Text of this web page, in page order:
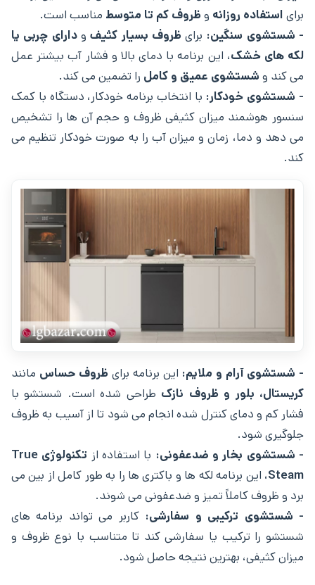
برای استفاده روزانه و ظروف کم تا متوسط مناسب است.
- شستشوی سنگین: برای ظروف بسیار کثیفودارای چربی یا
لکه‌ های خشک، این برنامه با دمای بالا و فشار آب بیشتر عمل
می ‌کند و شستشوی عمیق و کامل را تضمین می ‌کند.
- شستشوی خودکار: با انتخاب برنامه خودکار، دستگاه با کمک
سنسور هوشمند میزان کثیفی ظروف و حجم آن‌ ها را تشخیص
می‌ دهد و دما، زمان و میزان آب را به صورت خودکار تنظیم می‌
کند.
- شستشوی آرام و ملایم: این برنامه برای ظروف حساس مانند
کریستال، بلور و ظروف نازک طراحی شده است. شستشو با
فشار کم و دمای کنترل‌ شده انجام می‌ شود تا از آسیب به ظروف
جلوگیری شود.
- شستشوی بخار و ضدعفونی: با استفاده از
تکنولوژی True
Steam، این برنامه لکه‌ ها و باکتری ‌ها را به طور کامل از بین می‌
برد و ظروف کاملاً تمیز و ضدعفونی می‌ شوند.
- شستشوی ترکیبی و سفارشی: کاربر می ‌تواند برنامه‌ های
شستشو را ترکیب یا سفارشی کند تا متناسب با نوع ظروف و
میزان کثیفی، بهترین نتیجه حاصل شود.